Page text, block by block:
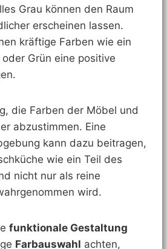
Grau können den Raum
erscheinen lassen.
kräftige Farben wie ein
Grün eine positive
die Farben der Möbel und
abzustimmen. Eine
kann dazu beitragen,
wie ein Teil des
nicht nur als reine
wird.
funktionale Gestaltung
Farbauswahl achten,